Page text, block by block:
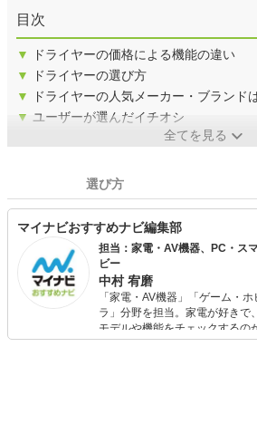
目次
▼
ドライヤーの価格による機能の違い
▼
ドライヤーの選び方
▼
ドライヤーの人気メーカー・ブランド
▼ ユーザーが選んだイチオシ
全てを見る
選び方
マイナビおすすめナビ編集部
担当：家電・AV機器、PC・ス
ビー
中村 宥磨
「家電・AV機器」「ゲーム・
ラ」分野を担当。家電が好きで
モデルや機能をチェックするの
ムを楽しみながら、新作タイト